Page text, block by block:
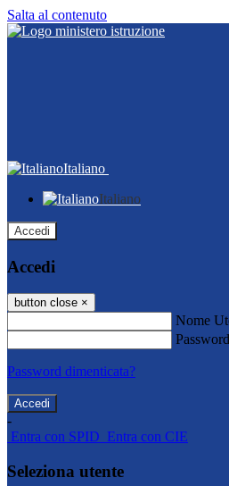
Salta al contenuto
Italiano
Italiano
Accedi
Accedi
button close ×
Nome
Password
Password dimenticata?
-
Entra con SPID Entra con CIE
Seleziona utente